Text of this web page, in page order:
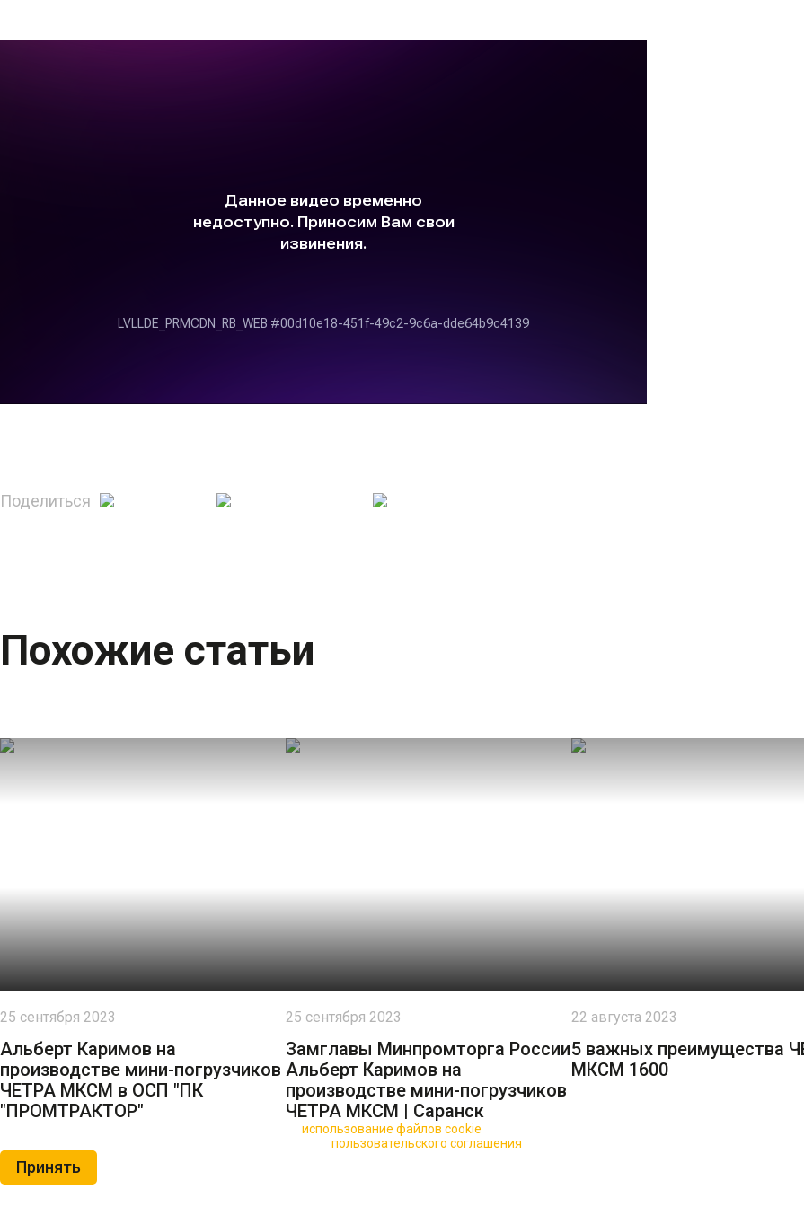
Поделиться
Похожие статьи
25 сентября 2023
Альберт Каримов на
производстве мини-погрузчиков
ЧЕТРА МКСМ в ОСП "ПК
"ПРОМТРАКТОР"
25 сентября 2023
Замглавы Минпромторга России
Альберт Каримов на
производстве мини-погрузчиков
ЧЕТРА МКСМ | Саранск
22 августа 2023
5 важных преимущества
МКСМ 1600
использование файлов cookie
пользовательского соглашения
Принять